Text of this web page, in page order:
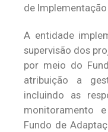
de Implementação
A entidade
supervisão dos
por meio do
atribuição a
incluindo as
monitoramento
Fundo de